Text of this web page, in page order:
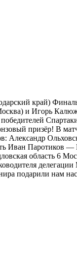
край)
и Игорь
призёр! В
Александр
Паротиков —
область 6
подарили нам